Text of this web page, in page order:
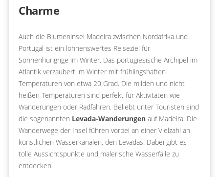
Charme
Auch die Blumeninsel Madeira zwischen Nordafrika und
Portugal ist ein lohnenswertes Reiseziel für
Sonnenhungrige im Winter. Das portugiesische Archipel im
Atlantik verzaubert im Winter mit frühlingshaften
Temperaturen von etwa 20 Grad. Die milden und nicht
heißen Temperaturen sind perfekt für Aktivitäten wie
Wanderungen oder Radfahren. Beliebt unter Touristen sind
die sogenannten Levada-Wanderungenauf Madeira. Die
Wanderwege der Insel führen vorbei an einer Vielzahl an
künstlichen Wasserkanälen, den Levadas. Dabei gibt es
tolle Aussichtspunkte und malerische Wasserfälle zu
entdecken.